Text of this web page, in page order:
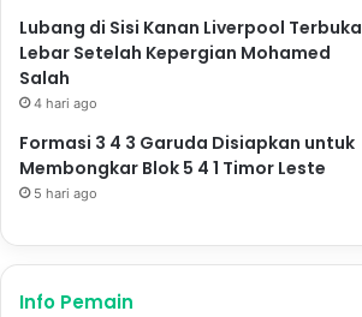
Lubang di Sisi Kanan Liverpool Terbuka
Lebar Setelah Kepergian Mohamed
Salah
4 hari ago
Formasi 3 4 3 Garuda Disiapkan untuk
Membongkar Blok 5 4 1 Timor Leste
5 hari ago
Info Pemain